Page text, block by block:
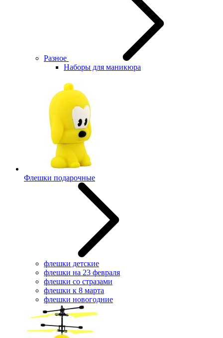
Разное
Наборы для маникюра
Флешки подарочные
флешки детские
флешки на 23 февраля
флешки со стразами
флешки к 8 марта
флешки новогодние